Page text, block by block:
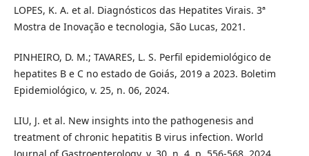
LOPES, K. A. et al. Diagnósticos das Hepatites Virais. 3ª
Mostra de Inovação e tecnologia, São Lucas, 2021.
PINHEIRO, D. M.; TAVARES, L. S. Perfil epidemiológico de
hepatites B e C no estado de Goiás, 2019 a 2023. Boletim
Epidemiológico, v. 25, n. 06, 2024.
LIU, J. et al. New insights into the pathogenesis and
treatment of chronic hepatitis B virus infection. World
Journal of Gastroenterology, v. 30, n. 4, p. 556-568, 2024.